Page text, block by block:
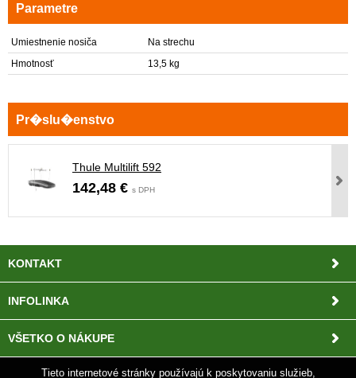
Parametre
Umiestnenie nosiča
Na strechu
Hmotnosť
13,5 kg
Thule Multilift 592
142,48 € s DPH
KONTAKT
INFOLINKA
VŠETKO O NÁKUPE
Tieto internetové stránky používajú k poskytovaniu služieb,